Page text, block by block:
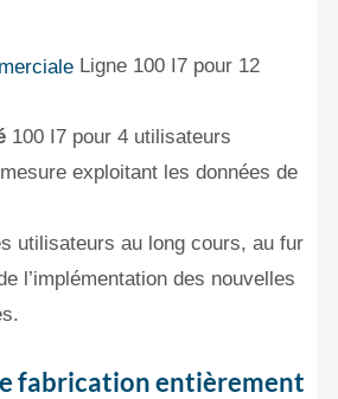
Ligne 100 I7 pour 12
100 I7 pour 4 utilisateurs
exploitant les données de
utilisateurs au long cours, au fur
l’implémentation des nouvelles
fabrication entièrement